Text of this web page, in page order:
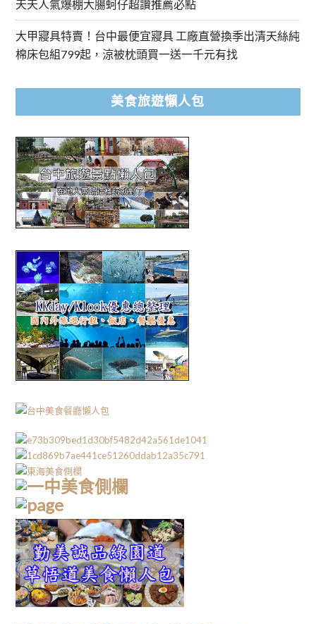
天天人氣爆棚大腸蚵仔超讚推薦必點
大甲寢具特賣！台中最便宜寢具 工廠直營換季出清天絲純
棉床包組799起，涼被枕頭買一送一千元有找
美食旅遊懶人包